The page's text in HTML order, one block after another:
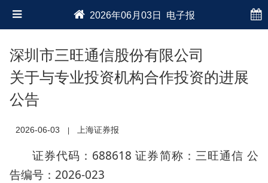
2026年06月03日 电子报
深圳市三旺通信股份有限公司
关于与专业投资机构合作投资的进展
公告
2026-06-03 上海证券报
证券代码：688618 证券简称：三旺通信 公
告编号：2026-023